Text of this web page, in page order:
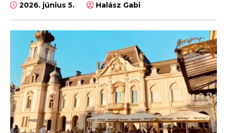
2026. június 5. Halász Gabi